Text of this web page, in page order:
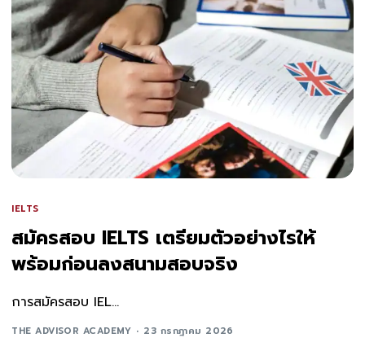
IELTS
สมัครสอบ IELTS เตรียมตัวอย่างไรให้
พร้อมก่อนลงสนามสอบจริง
การสมัครสอบ IEL...
THE ADVISOR ACADEMY 23 กรกฎาคม 2026